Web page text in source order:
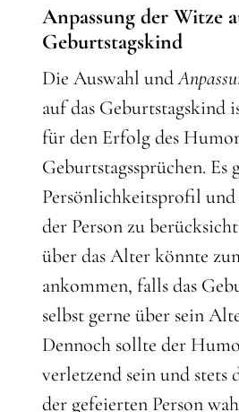
Anpassung der Witze
Geburtstagskind
Die Auswahl und
auf das Geburtstagskind
für den Erfolg des
Geburtstagssprüchen. Es
Persönlichkeitsprofil und
der Person zu
über das Alter könnte
ankommen, falls das
selbst gerne über sein
Dennoch sollte der
verletzend sein und stets
der gefeierten Person